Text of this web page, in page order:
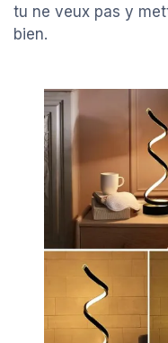
tu ne veux pas y
bien.